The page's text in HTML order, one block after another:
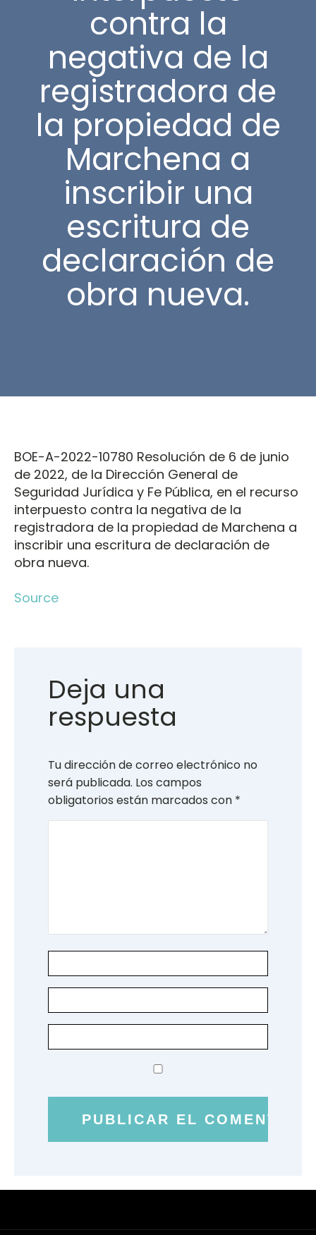
contra la
negativa de la
registradora de
la propiedad de
Marchena a
inscribir una
escritura de
declaración de
obra nueva.
BOE-A-2022-10780 Resolución de 6 de junio
de 2022, de la Dirección General de
Seguridad Jurídica y Fe Pública, en el recurso
interpuesto contra la negativa de la
registradora de la propiedad de Marchena a
inscribir una escritura de declaración de
obra nueva.
Source
Deja una
respuesta
Tu dirección de correo electrónico no
será publicada. Los campos
obligatorios están marcados con *